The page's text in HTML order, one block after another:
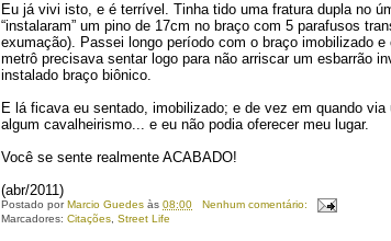
Eu já vivi isto, e é terrível. Tinha tido uma fratura dupla no
“instalaram” um pino de 17cm no braço com 5 parafusos
exumação). Passei longo período com o braço imobilizado
metrô precisava sentar logo para não arriscar um esbarrão
instalado braço biônico.
E lá ficava eu sentado, imobilizado; e de vez em quando
algum cavalheirismo... e eu não podia oferecer meu lugar.
Você se sente realmente ACABADO!
(abr/2011)
Postado porMarcio Guedes às08:00
Nenhum comentário:
Marcadores:Citações ,Street Life